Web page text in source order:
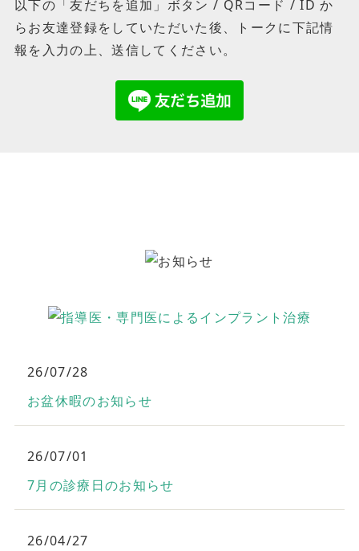
以下の「友だちを追加」ボタン / QRコード / ID か
らお友達登録をしていただいた後、トークに下記情
報を入力の上、送信してください。
26/07/28
お盆休暇のお知らせ
26/07/01
7月の診療日のお知らせ
26/04/27